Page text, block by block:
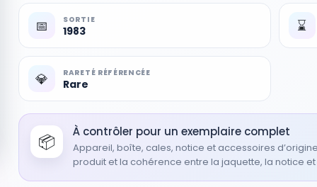
📅 SORTIE
1983 ⌛
💎 RARETÉ RÉFÉRENCÉE
Rare
📦 À contrôler pour un exemplaire complet
Appareil, boîte, cales, notice et accessoires
produit et la cohérence entre la jaquette, la notice